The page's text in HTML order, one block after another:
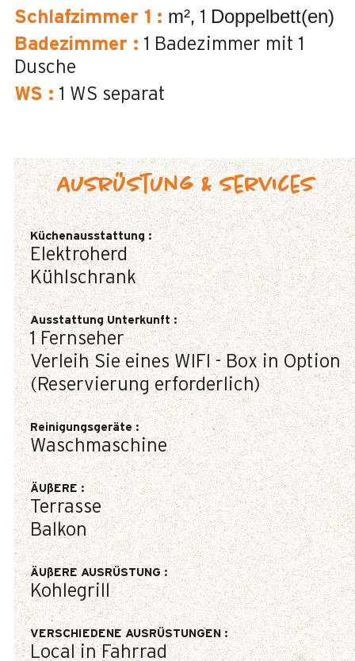
Schlafzimmer 1 : m² 1 Doppelbett(en)
Badezimmer : 1 Badezimmer mit 1
Dusche
WS : 1 WS separat
Ausrüstung & Services
Küchenausstattung :
Elektroherd
Kühlschrank
Ausstattung Unterkunft:
1 Fernseher
Verleih Sie eines WIFI - Box in Option
(Reservierung erforderlich)
Reinigungsgeräte:
Waschmaschine
ÄUßERE:
Terrasse
Balkon
ÄUßERE AUSRÜSTUNG:
Kohlegrill
VERSCHIEDENE AUSRÜSTUNGEN:
Local in Fahrrad